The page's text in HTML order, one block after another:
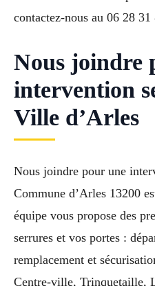
contactez-nous au 06 28 31
Nous joindre
intervention
Ville d’Arles
Nous joindre pour une
Commune d’Arles 13200
équipe vous propose des
serrures et vos portes :
remplacement et
Centre-ville, Trinquetaille,